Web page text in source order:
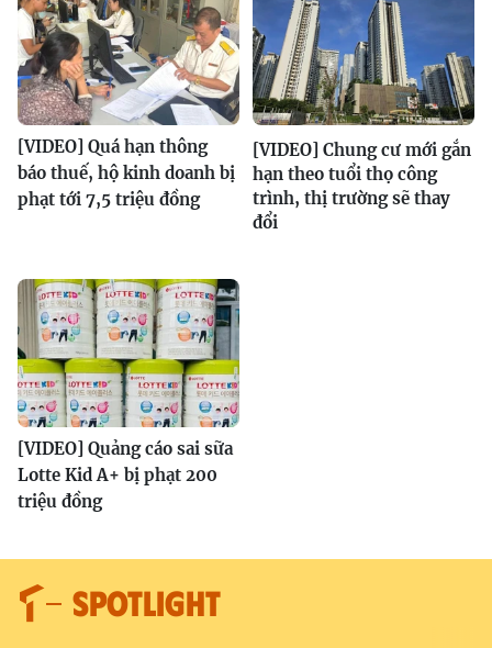
[VIDEO] Quá hạn thông
báo thuế, hộ kinh doanh bị
phạt tới 7,5 triệu đồng
[VIDEO] Chung cư mới gắn
hạn theo tuổi thọ công
trình, thị trường sẽ thay
đổi
[VIDEO] Quảng cáo sai sữa
Lotte Kid A+ bị phạt 200
triệu đồng
SPOTLIGHT